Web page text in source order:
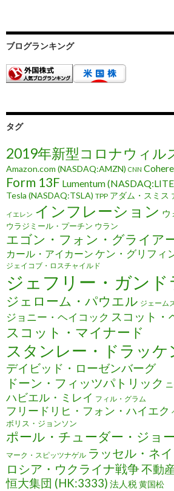
ブログランキング
タグ
2019年新型コロナウィル
Amazon.com (NASDAQ:AMZN) CNN
Form 13F Lumentum
Tesla (NASDAQ:TSLA) TPP アダム・スミス
イエレン インフレーション ウ
ウラジミール・プーチン ウラン
エゴン・フォン・グライア
カール・アイカーン ケン・グリフィ
ジェイコブ・ロスチャイルド
ジェフリー・ガンド
ジェローム・パウエル ジェーム
ジョニー・ヘイコック スコット・
スコット・マイナード
スタンレー・ドラッケ
デイビッド・ローゼンバーグ
ドーン・フィッツパトリック
ハビエル・ミレイ フィル・グラム
フリードリヒ・フォン・ハイエク
ボリス・ジョンソン
ポール・チューダー・ジョ
マーク・スピッツナゲル ラッセル・ネ
ロシア・ウクライナ戦争不動
恒大集団 (HK:3333) 法人税黄国松